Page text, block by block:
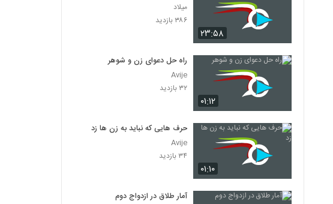
۲۳:۵۸
میلاد
۳۸۶ بازدید
۰۱:۱۲
راه حل دعوای زن و شوهر
Avije
۳۲ بازدید
۰۱:۱۰
حرف هایی که نباید به زن ها زد
Avije
۳۴ بازدید
آمار طلاق در ازدواج دوم